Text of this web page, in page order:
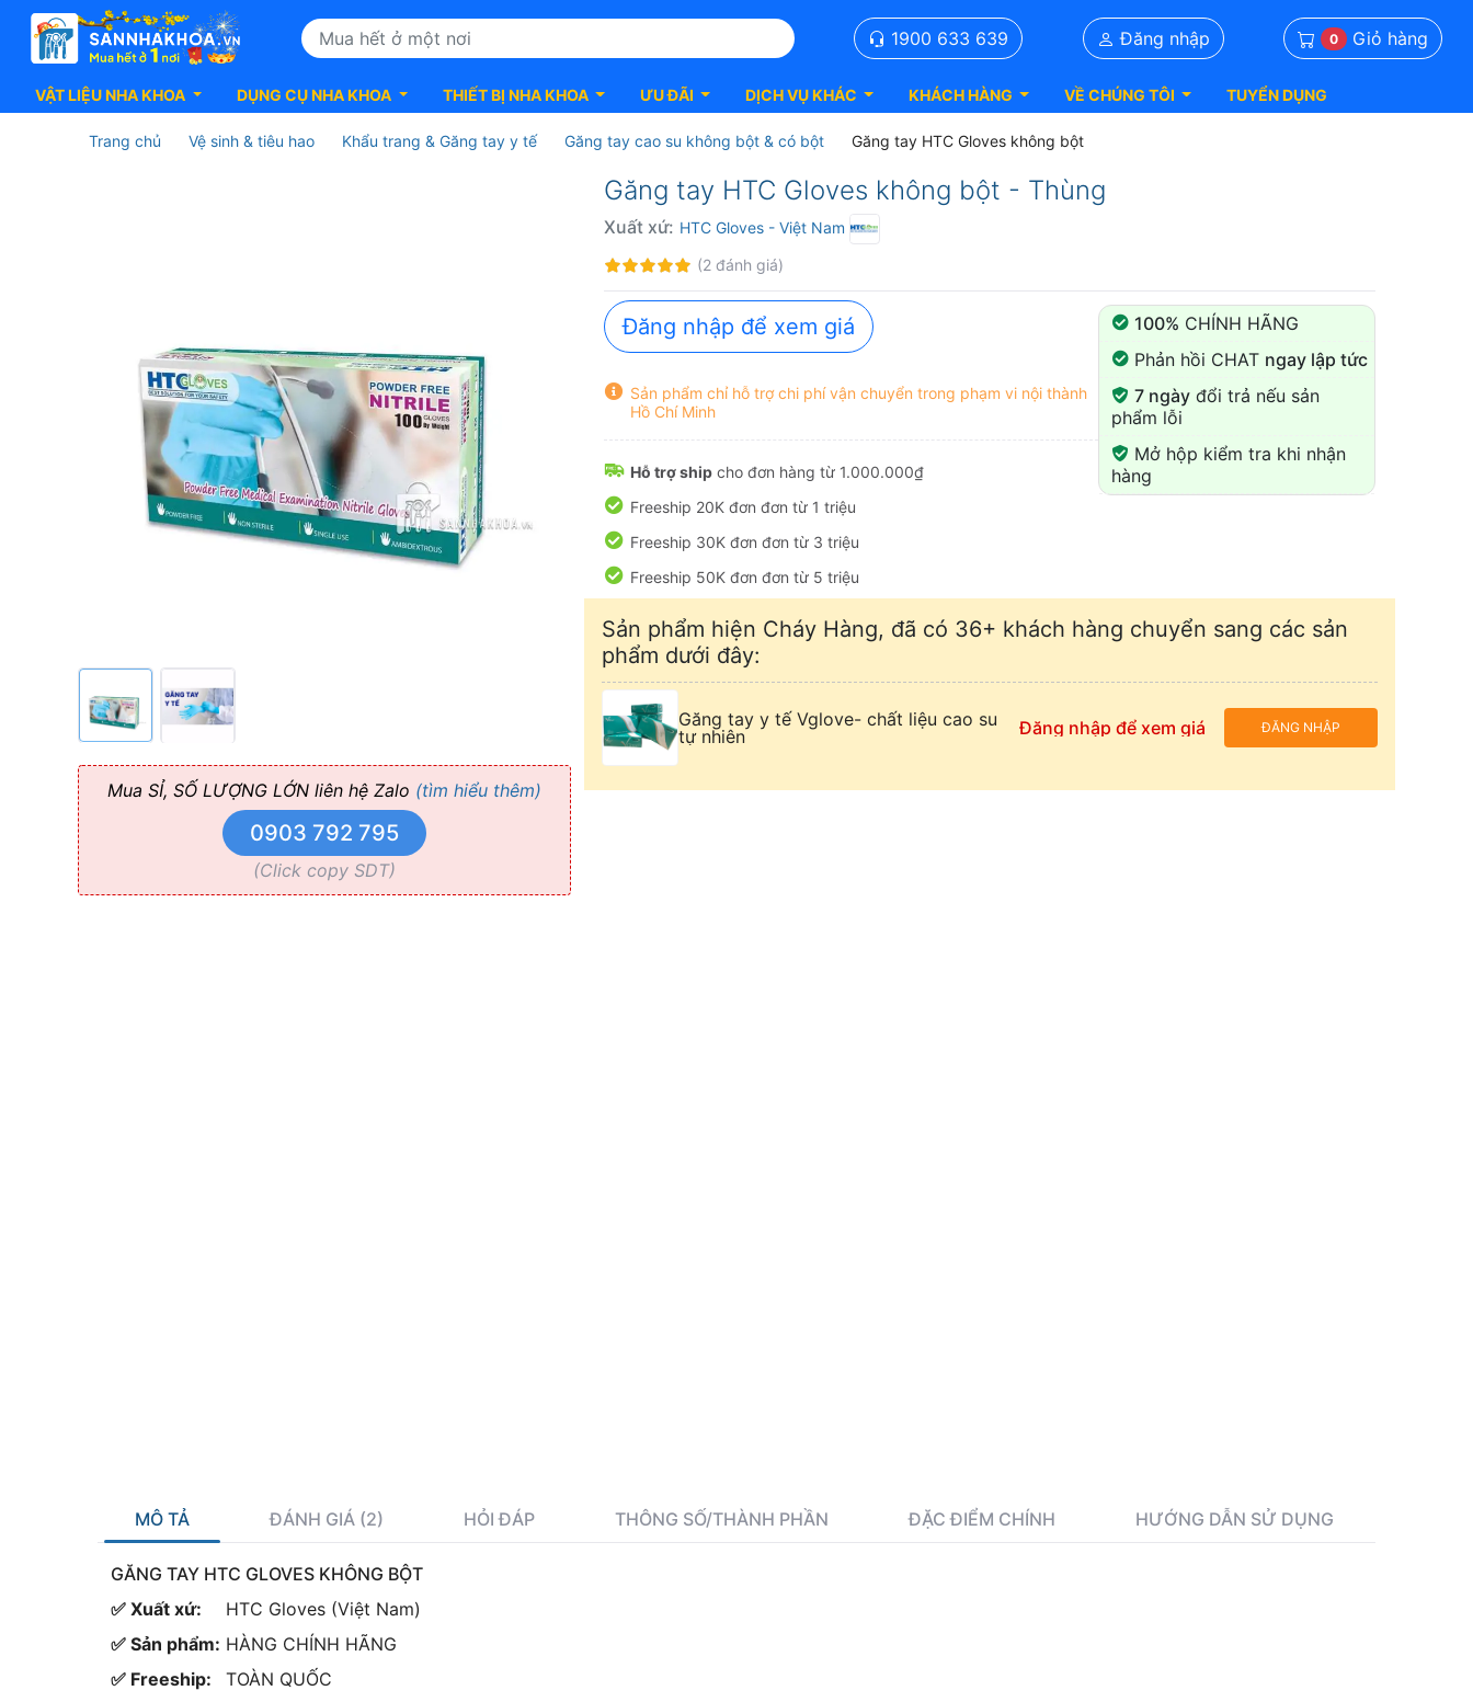
1900 633 639 Đăng nhập 0 Giỏ hàng
VẬT LIỆU NHA KHOA DỤNG CỤ NHA KHOA THIẾT BỊ NHA KHOA ƯU ĐÃI DỊCH VỤ KHÁC KHÁCH HÀNG VỀ CHÚNG TÔI TUYỂN DỤNG
Trang chủ Vệ sinh & tiêu hao Khẩu trang & Găng tay y tế Găng tay cao su không bột & có bột Găng tay HTC Gloves không bột
Gloves
không
bột
Mua SỈ, SỐ LƯỢNG LỚN liên hệ Zalo (tìm hiểu thêm)
0903 792 795
(Click copy SDT)
Găng tay HTC Gloves không bột - Thùng
Xuất xứ: HTC Gloves - Việt Nam
Đánh
giá:
100%
(2 đánh giá)
100% CHÍNH HÃNG
Phản hồi CHAT ngay lập tức
7 ngàyđổi trả nếu sản
phẩm lỗi
Mở hộp kiểm tra khi nhận
hàng
Đăng nhập để xem giá
Sản phẩm chỉ hỗ trợ chi phí vận chuyển trong phạm vi nội thành
Hồ Chí Minh
Hỗ trợ ship cho đơn hàng từ 1.000.000₫
Freeship 20K đơn đơn từ 1 triệu
Freeship 30K đơn đơn từ 3 triệu
Freeship 50K đơn đơn từ 5 triệu
Sản phẩm hiện Cháy Hàng, đã có 36+ khách hàng chuyển sang các sản
phẩm dưới đây:
Găng tay y tế Vglove- chất liệu cao su
tự nhiên
Đăng nhập để xem giá ĐĂNG NHẬP
MÔ TẢ ĐÁNH GIÁ (2) HỎI ĐÁP THÔNG SỐ/THÀNH PHẦN ĐẶC ĐIỂM CHÍNH HƯỚNG DẪN SỬ DỤNG
GĂNG TAY HTC GLOVES KHÔNG BỘT
✅ Xuất xứ:
HTC Gloves (Việt Nam)
✅ Sản phẩm: HÀNG CHÍNH HÃNG
✅ Freeship:
TOÀN QUỐC